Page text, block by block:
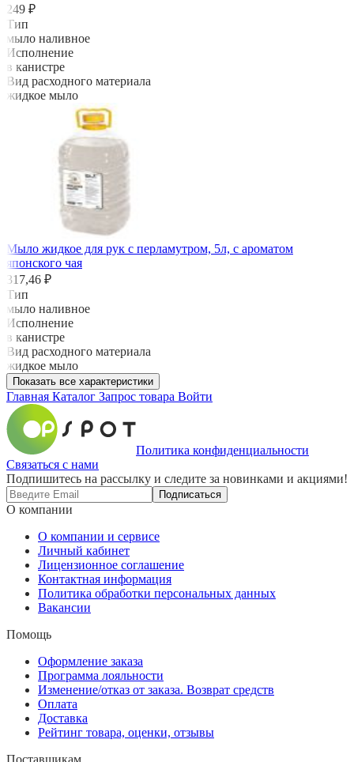
249 ₽
Тип
мыло наливное
Исполнение
в канистре
Вид расходного материала
жидкое мыло
Мыло жидкое для рук с перламутром, 5л, с ароматом
японского чая
317,46 ₽
Тип
мыло наливное
Исполнение
в канистре
Вид расходного материала
жидкое мыло
Показать все характеристики
Главная Каталог Запрос товара Войти
Политика конфиденциальности
Связаться с нами
Подпишитесь на рассылку и следите за новинками и акциями!
Подписаться
О компании
О компании и сервисе
Личный кабинет
Лицензионное соглашение
Контактная информация
Политика обработки персональных данных
Вакансии
Помощь
Оформление заказа
Программа лояльности
Изменение/отказ от заказа. Возврат средств
Оплата
Доставка
Рейтинг товара, оценки, отзывы